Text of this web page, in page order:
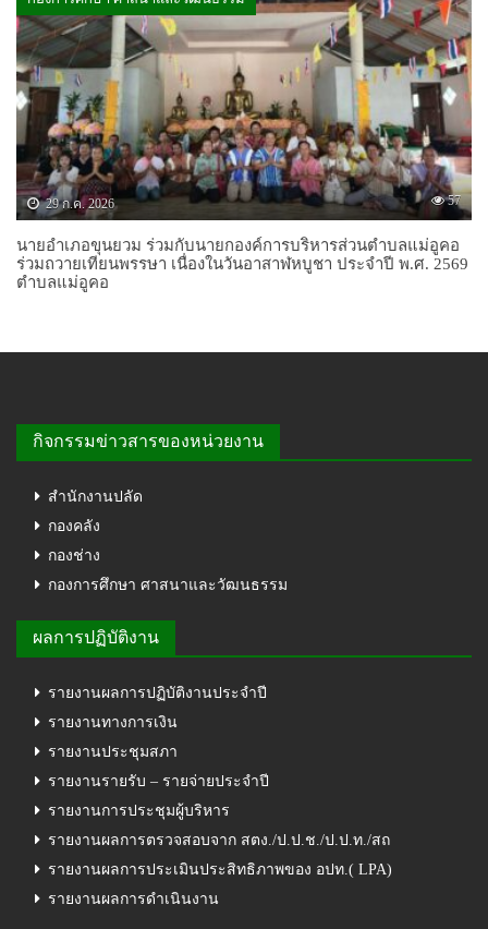
29 ก.ค. 2026 57
นายอำเภอขุนยวม ร่วมกับนายกองค์การบริหารส่วนตำบลแม่อูคอ
ร่วมถวายเทียนพรรษา เนื่องในวันอาสาฬหบูชา ประจำปี พ.ศ. 2569
ตำบลแม่อูคอ
กิจกรรมข่าวสารของหน่วยงาน
สำนักงานปลัด
กองคลัง
กองช่าง
กองการศึกษา ศาสนาและวัฒนธรรม
ผลการปฏิบัติงาน
รายงานผลการปฏิบัติงานประจำปี
รายงานทางการเงิน
รายงานประชุมสภา
รายงานรายรับ – รายจ่ายประจำปี
รายงานการประชุมผู้บริหาร
รายงานผลการตรวจสอบจาก สตง./ป.ป.ช./ป.ป.ท./สถ
รายงานผลการประเมินประสิทธิภาพของ อปท.( LPA)
รายงานผลการดำเนินงาน